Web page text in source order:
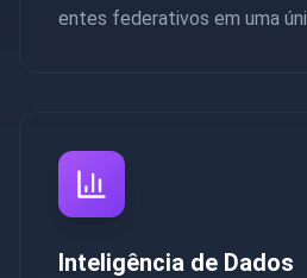
entes federativos em uma
Inteligência de Dados